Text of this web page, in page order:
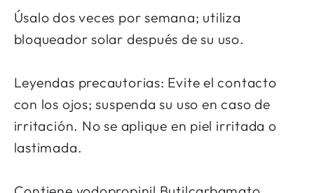
Úsalo dos veces por semana; utiliza
bloqueador solar después de su uso.
Leyendas precautorias: Evite el contacto
con los ojos; suspenda su uso en caso de
irritación. No se aplique en piel irritada o
lastimada.